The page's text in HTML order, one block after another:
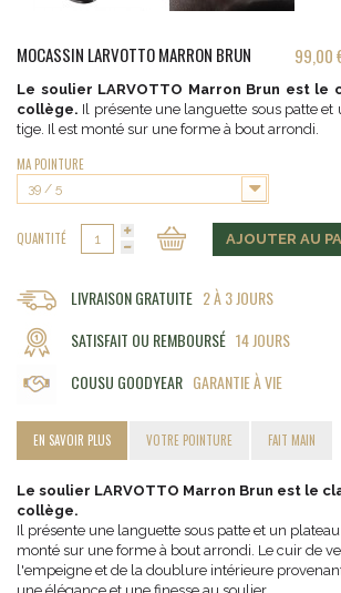
MOCASSIN LARVOTTO MARRON BRUN 99,00
Le soulier LARVOTTO Marron Brun est le
collège. Il présente une languette sous patte et
tige. Il est monté sur une forme à bout arrondi.
MA POINTURE
39 / 5
QUANTITÉ AJOUTER AU
LIVRAISON GRATUITE 2 À 3 JOURS
SATISFAIT OU REMBOURSÉ 14 JOURS
COUSU GOODYEAR GARANTIE À VIE
EN SAVOIR PLUS VOTRE POINTURE FAIT MAIN
Le soulier LARVOTTO Marron Brun est le
collège.
Il présente une languette sous patte et un
monté sur une forme à bout arrondi. Le cuir de
l'empeigne et de la doublure intérieure